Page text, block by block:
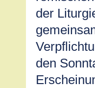
der
den